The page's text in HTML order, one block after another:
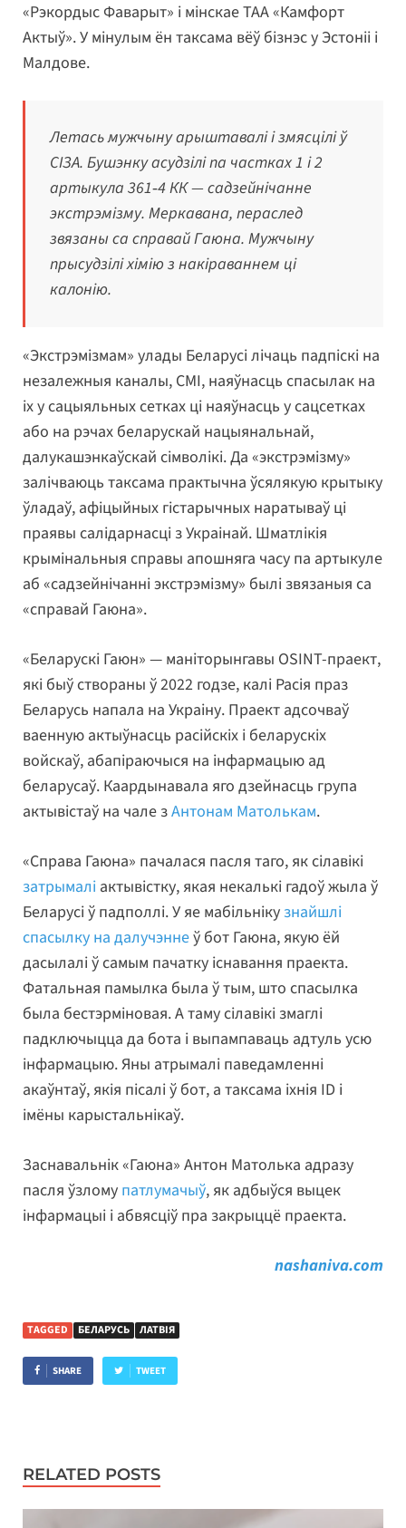
«Рэкордыс Фаварыт» і мінскае ТАА «Камфорт
Актыў». У мінулым ён таксама вёў бізнэс у Эстоніі і
Малдове.
Летась мужчыну арыштавалі і змясцілі ў
СІЗА. Бушэнку асудзілі па частках 1 і 2
артыкула 361‑4 КК — садзейнічанне
экстрэмізму. Меркавана, пераслед
звязаны са справай Гаюна. Мужчыну
прысудзілі хімію з накіраваннем ці
калонію.
«Экстрэмізмам» улады Беларусі лічаць падпіскі на
незалежныя каналы, СМІ, наяўнасць спасылак на
іх у сацыяльных сетках ці наяўнасць у сацсетках
або на рэчах беларускай нацыянальнай,
далукашэнкаўскай сімволікі. Да «экстрэмізму»
залічваюць таксама практычна ўсялякую крытыку
ўладаў, афіцыйных гістарычных наратываў ці
праявы салідарнасці з Украінай. Шматлікія
крымінальныя справы апошняга часу па артыкуле
аб «садзейнічанні экстрэмізму» былі звязаныя са
«справай Гаюна».
«Беларускі Гаюн» — маніторынгавы OSINT-праект,
які быў створаны ў 2022 годзе, калі Расія праз
Беларусь напала на Украіну. Праект адсочваў
ваенную актыўнасць расійскіх і беларускіх
войскаў, абапіраючыся на інфармацыю ад
беларусаў. Каардынавала яго дзейнасць група
актывістаў на чале зАнтонам Матолькам.
«Справа Гаюна» пачалася пасля таго, як сілавікі
затрымалі актывістку, якая некалькі гадоў жыла ў
Беларусі ў падполлі. У яе мабільніку знайшлі
спасылку на далучэннеў бот Гаюна, якую ёй
дасылалі ў самым пачатку існавання праекта.
Фатальная памылка была ў тым, што спасылка
была бестэрміновая. А таму сілавікі змаглі
падключыцца да бота і выпампаваць адтуль усю
інфармацыю. Яны атрымалі паведамленні
акаўнтаў, якія пісалі ў бот, а таксама іхнія ID і
імёны карыстальнікаў.
Заснавальнік «Гаюна» Антон Матолька адразу
пасля ўзлому патлумачыў, як адбыўся выцек
інфармацыі і абвясціў пра закрыццё праекта.
nashaniva.com
TAGGED БЕЛАРУСЬ ЛАТВІЯ
SHARE TWEET
RELATED POSTS